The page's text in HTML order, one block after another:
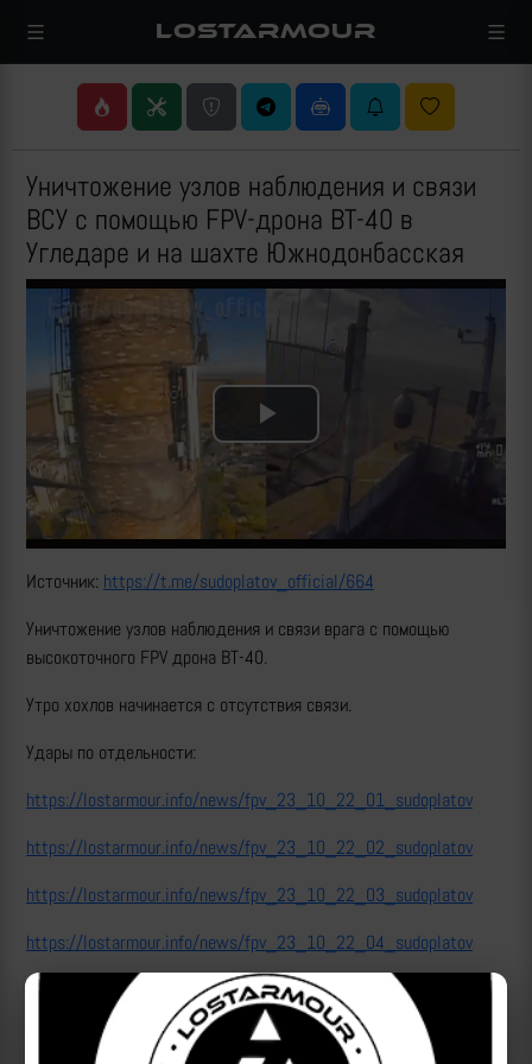
LOSTARMOUR
Уничтожение узлов наблюдения и связи
ВСУ с помощью FPV-дрона ВТ-40 в
Угледаре и на шахте Южнодонбасская
Play
Video
Источник: https://t.me/sudoplatov_official/664
Уничтожение узлов наблюдения и связи врага с помощью
высокоточного FPV дрона ВТ-40.
Утро хохлов начинается с отсутствия связи.
Удары по отдельности:
https://lostarmour.info/news/fpv_23_10_22_01_sudoplatov
https://lostarmour.info/news/fpv_23_10_22_02_sudoplatov
https://lostarmour.info/news/fpv_23_10_22_03_sudoplatov
https://lostarmour.info/news/fpv_23_10_22_04_sudoplatov
https://lostarmour.info/news/fpv_23_10_22_05_sudoplatov
https://lostarmour.info/news/fpv_23_10_22_06_sudoplatov